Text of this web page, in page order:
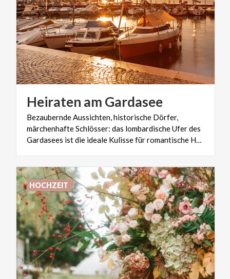
Heiraten am Gardasee
Bezaubernde Aussichten, historische Dörfer,
märchenhafte Schlösser: das lombardische Ufer des
Gardasees ist die ideale Kulisse für romantische Hochzeiten.
HOCHZEIT